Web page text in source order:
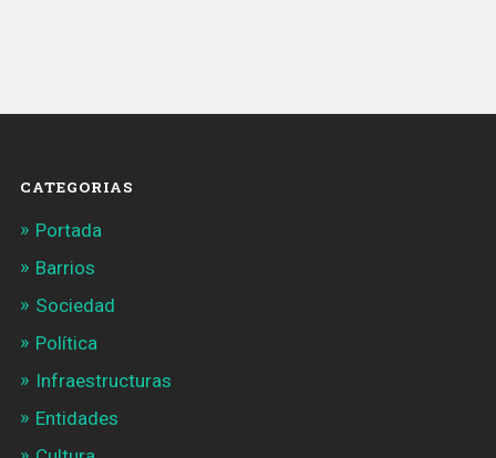
CATEGORIAS
Portada
Barrios
Sociedad
Política
Infraestructuras
Entidades